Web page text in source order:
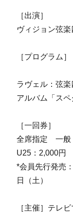
［出演］
ヴィジョン弦楽
［プログラム］
ラヴェル：弦
アルバム「ス
［一回券］
全席指定 一
U25：2,000円
*会員先行発売
日（土）
［主催］テレ